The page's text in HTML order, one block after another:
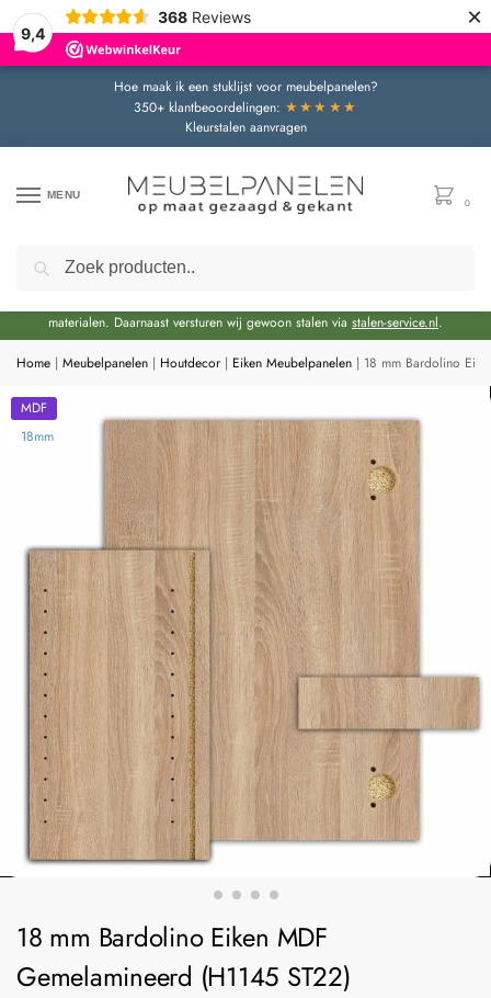
9,4
368 Reviews ×
Hoe maak ik een stuklijst voor meubelpanelen?
350+ klantbeoordelingen: ★★★★★
Kleurstalen aanvragen
MENU
0
Door de bouwvakperiode geldt momenteel een extra levertijd van circa 3 weken
materialen. Daarnaast versturen wij gewoon stalen via stalen-service.nl.
Home | Meubelpanelen | Houtdecor | Eiken Meubelpanelen | 18 mm Bardolino
MDF
18mm
18 mm Bardolino Eiken MDF
Gemelamineerd (H1145 ST22)